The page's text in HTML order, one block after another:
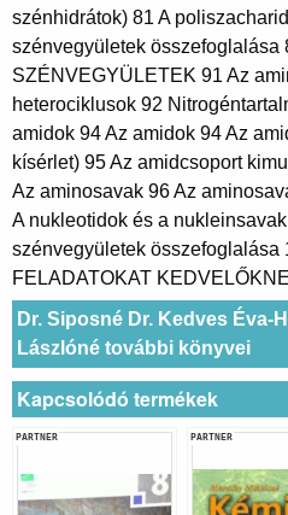
szénhidrátok) 81 A
szénvegyületek összefoglalása
SZÉNVEGYÜLETEK 91 Az
heterociklusok 92
amidok 94 Az amidok 94 Az
kísérlet) 95 Az amidcsoport
Az aminosavak 96 Az
A nukleotidok és a
szénvegyületek összefoglalása
FELADATOKAT
Dr. Siposné Dr. Kedves Éva-
Lászlóné további könyvei
Kapcsolódó termékek
PARTNER PARTNER